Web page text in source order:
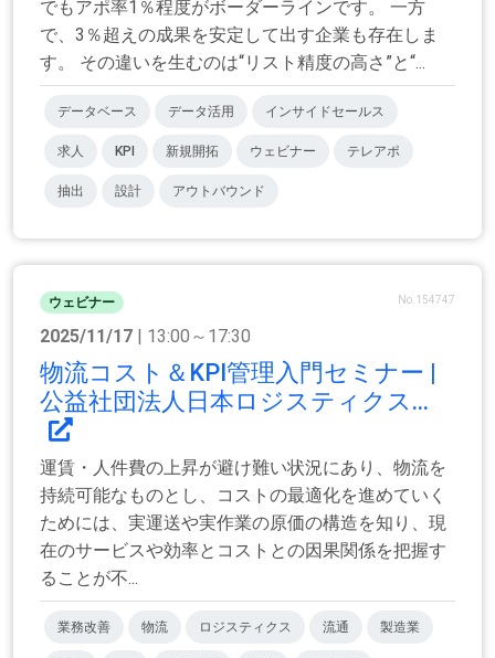
でもアポ率1％程度がボーダーラインです。 一方
で、3％超えの成果を安定して出す企業も存在しま
す。 その違いを生むのは“リスト精度の高さ”と“...
データベース データ活用 インサイドセールス
求人 KPI 新規開拓 ウェビナー テレアポ
抽出 設計 アウトバウンド
ウェビナー No.154747
2025/11/17 | 13:00～17:30
物流コスト＆KPI管理入門セミナー |
公益社団法人日本ロジスティクス...
運賃・人件費の上昇が避け難い状況にあり、物流を
持続可能なものとし、コストの最適化を進めていく
ためには、実運送や実作業の原価の構造を知り、現
在のサービスや効率とコストとの因果関係を把握す
ることが不...
業務改善 物流 ロジスティクス 流通 製造業